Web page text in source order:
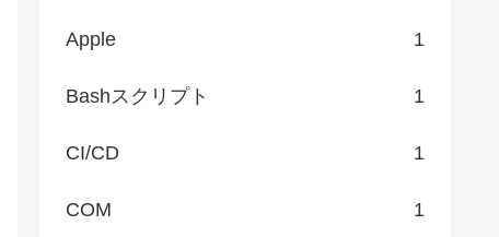
Apple 1
Bashスクリプト 1
CI/CD 1
COM 1